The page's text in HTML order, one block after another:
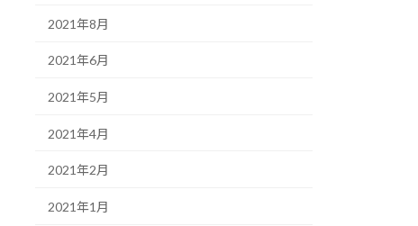
2021年8月
2021年6月
2021年5月
2021年4月
2021年2月
2021年1月